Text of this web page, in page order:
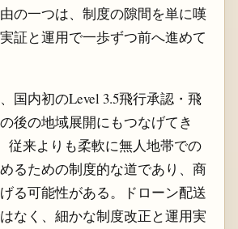
の一つは、制度の隙間を単に嘆
証と運用で一歩ずつ前へ進めて
国内初のLevel 3.5飛行承認・飛
後の地域展開にもつなげてき
従来よりも柔軟に無人地帯での
るための制度的な道であり、商
る可能性がある。ドローン配送
なく、細かな制度改正と運用実